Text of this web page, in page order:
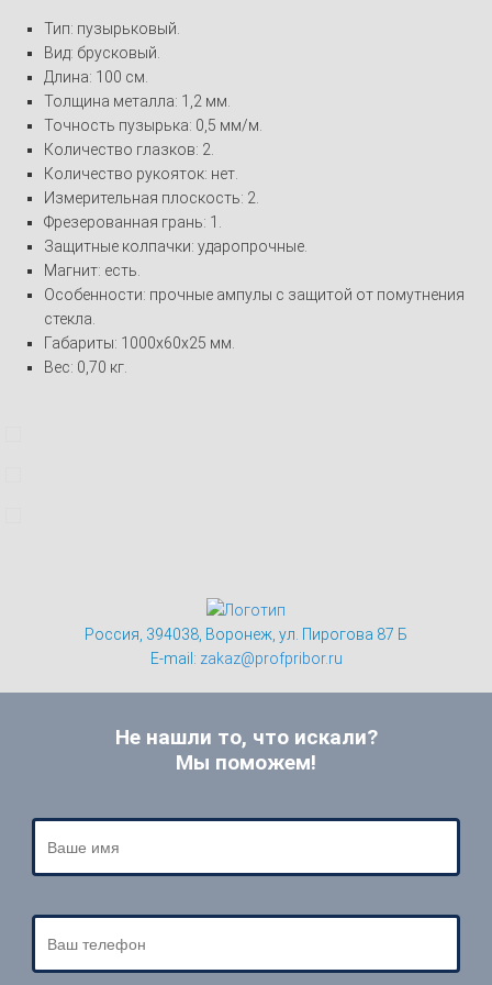
Тип: пузырьковый.
Вид: брусковый.
Длина: 100 см.
Толщина металла: 1,2 мм.
Точность пузырька: 0,5 мм/м.
Количество глазков: 2.
Количество рукояток: нет.
Измерительная плоскость: 2.
Фрезерованная грань: 1.
Защитные колпачки: ударопрочные.
Магнит: есть.
Особенности: прочные ампулы с защитой от помутнения
стекла.
Габариты: 1000x60x25 мм.
Вес: 0,70 кг.
Россия, 394038, Воронеж, ул. Пирогова 87 Б
E-mail: zakaz@profpribor.ru
Не нашли то, что искали?
Мы поможем!